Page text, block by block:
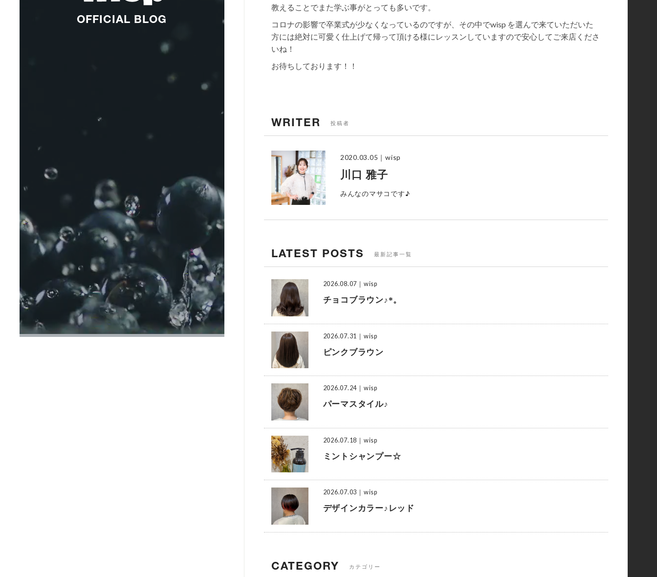
OFFICIAL BLOG
教えることでまた学ぶ事がとっても多いです。
コロナの影響で卒業式が少なくなっているのですが、その中でwisp を選んで来ていただいた
方には絶対に可愛く仕上げて帰って頂ける様にレッスンしていますので安心してご来店くださ
いね！
お待ちしております！！
WRITER 投稿者
2020.03.05 ｜wisp
川口 雅子
みんなのマサコです♪
LATEST POSTS 最新記事一覧
2026.08.07 ｜wisp
チョコブラウン♪*。
2026.07.31 ｜wisp
ピンクブラウン
2026.07.24 ｜wisp
パーマスタイル♪
2026.07.18 ｜wisp
ミントシャンプー☆
2026.07.03 ｜wisp
デザインカラー♪レッド
CATEGORY カテゴリー